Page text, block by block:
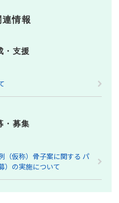
連情報
・支援
・募集
（仮称）骨子案に関する パ
）の実施について